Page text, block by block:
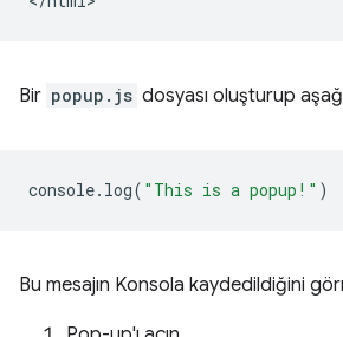
Bir popup.js dosyası oluşturup
console. log( "This is a popup!" )
Bu mesajın Konsola kaydedildiğini